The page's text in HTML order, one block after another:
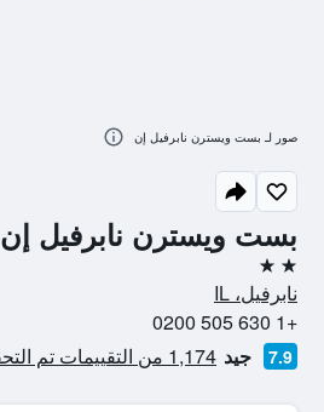
بست ويسترن نابرفيل إن
2 نجمتين
نابرفيل، IL
+1 630 505 0200
7.9 جيد 1,174 من التقييمات تم التحقق منها
صور لـ بست ويسترن نابرفيل إن